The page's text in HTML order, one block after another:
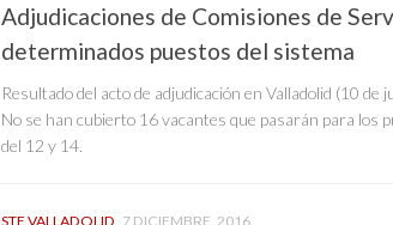
Adjudicaciones de Comisiones de
determinados puestos del sistema
Resultado del acto de adjudicación en Valladolid (10 de
No se han cubierto 16 vacantes que pasarán para los
del 12 y 14.
STE VALLADOLID 7 DICIEMBRE, 2016